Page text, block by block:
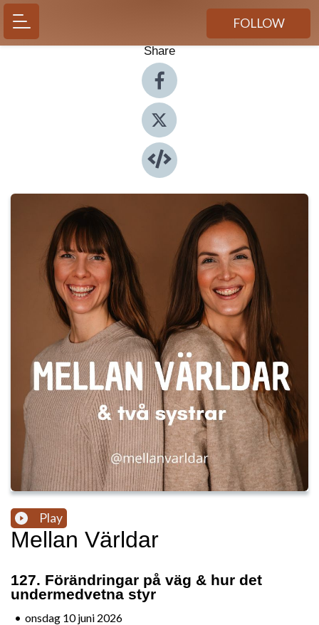
FOLLOW
Share
Play
Mellan Världar
127. Förändringar på väg & hur det
undermedvetna styr
• onsdag 10 juni 2026